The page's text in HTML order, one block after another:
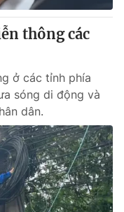
thông các
ở các tỉnh phía
sóng di động và
dân.